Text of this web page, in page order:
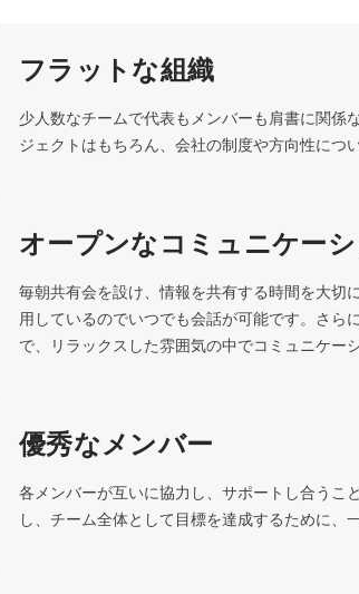
フラットな組織
少人数なチームで代表もメンバーも肩書に関係
ジェクトはもちろん、会社の制度や方向性につ
オープンなコミュニケー
毎朝共有会を設け、情報を共有する時間を大切
用しているのでいつでも会話が可能です。さら
で、リラックスした雰囲気の中でコミュニケー
優秀なメンバー
各メンバーが互いに協力し、サポートし合うこ
し、チーム全体として目標を達成するために、